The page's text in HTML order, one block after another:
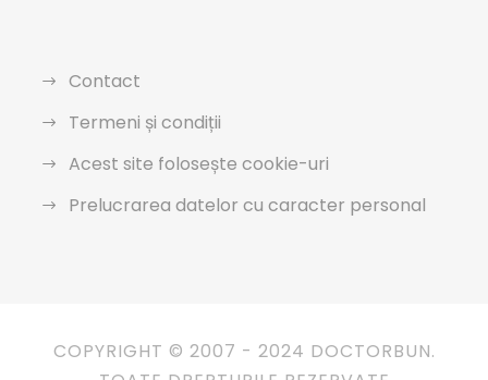
Contact
Termeni și condiții
Acest site folosește cookie-uri
Prelucrarea datelor cu caracter personal
COPYRIGHT © 2007 - 2024 DOCTORBUN.